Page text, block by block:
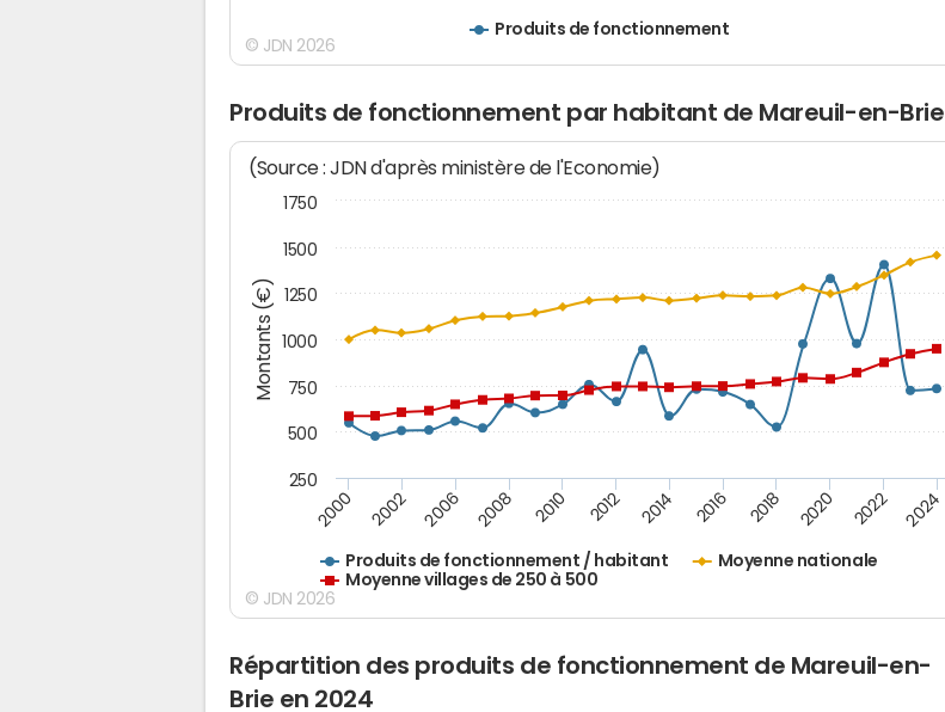
Produits de fonctionnement
© JDN 2026
Produits de fonctionnement par habitant de Mareuil-en-Brie
Montants (€)
(Source : JDN d'après ministère de l'Economie)
Produits de fonctionnement / habitant
Moyenne nationale
Moyenne villages de 250 à 500
2000 2002 2006 2008 2010 2012 2014 2016 2018 2020 2022 2024
250
500
750
1000
1250
1500
1750
© JDN 2026
Répartition des produits de fonctionnement de Mareuil-en-
Brie en 2024